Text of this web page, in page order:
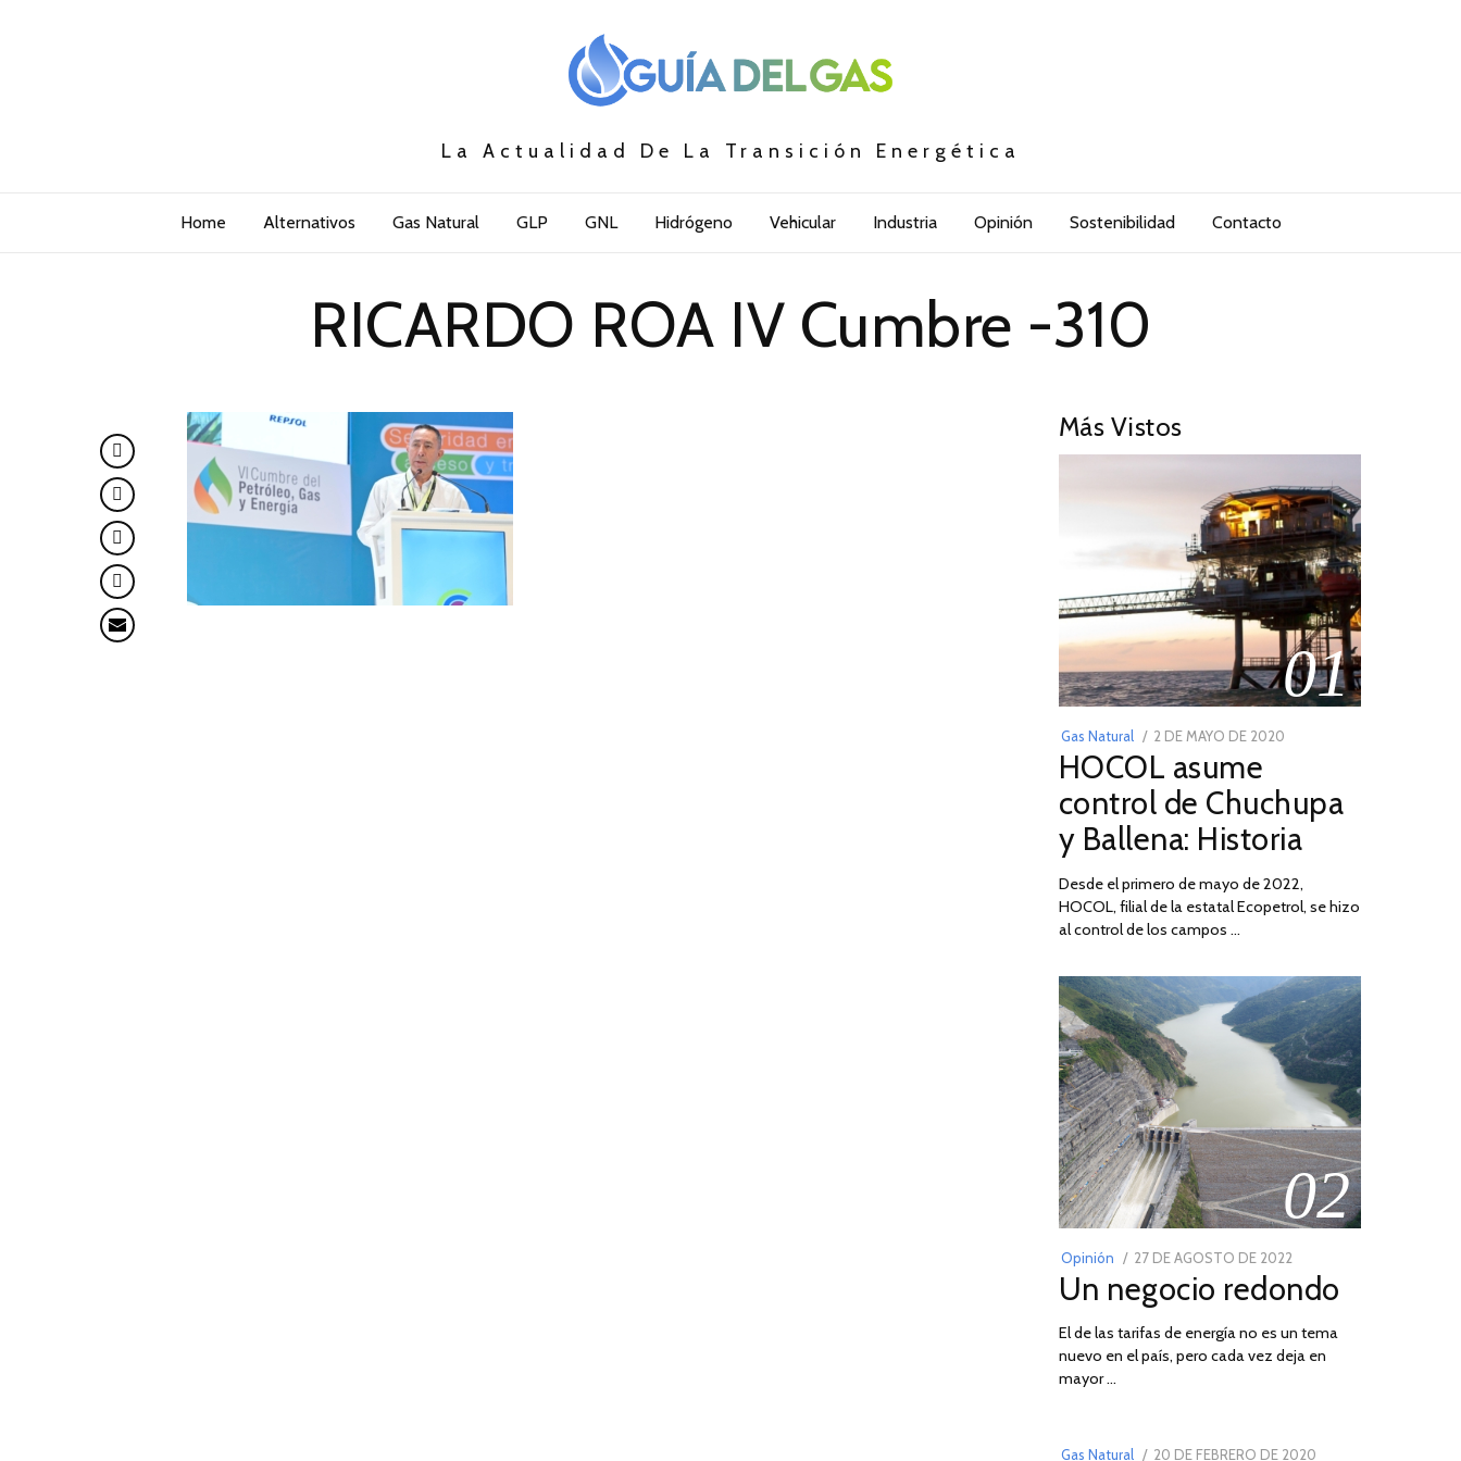
La Actualidad De La Transición Energética
Home Alternativos Gas Natural GLP GNL Hidrógeno Vehicular Industria Opinión Sostenibilidad Contacto
RICARDO ROA IV Cumbre -310
Más Vistos
01
Gas Natural
POSTED
ON
2 DE MAYO DE 2020
DE
2026
HOCOL asume
control de Chuchupa
y Ballena: Historia
Desde el primero de mayo de 2022,
HOCOL, filial de la estatal Ecopetrol, se hizo
al control de los campos …
02
Opinión
POSTED
ON
27 DE AGOSTO DE 2022
DE
DE
2022
Un negocio redondo
El de las tarifas de energía no es un tema
nuevo en el país, pero cada vez deja en
mayor …
Gas Natural
POSTED
20 DE FEBRERO DE 2020